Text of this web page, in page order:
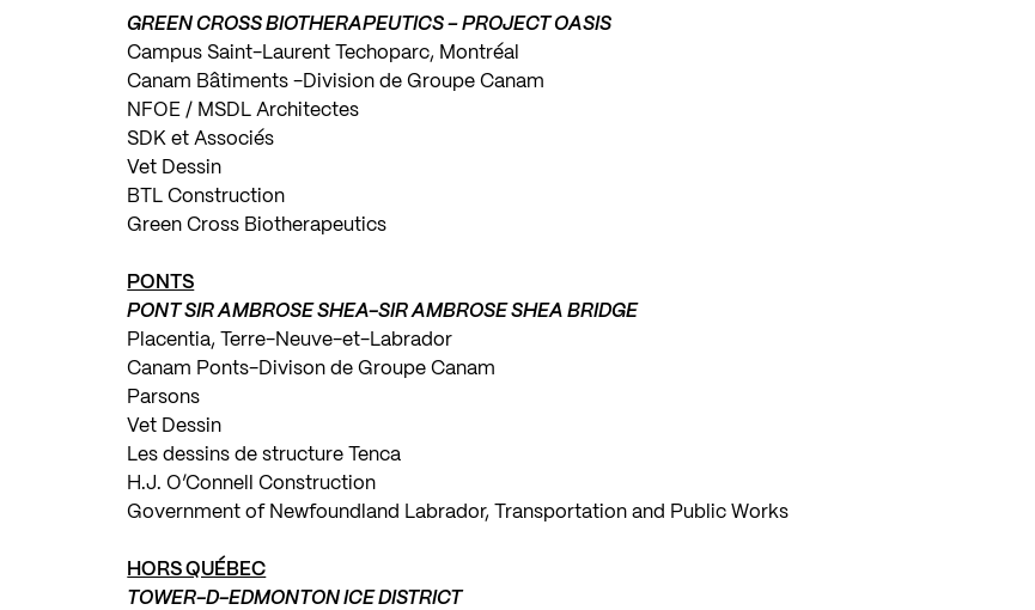
GREEN CROSS BIOTHERAPEUTICS – PROJECT OASIS
Campus Saint-Laurent Techoparc, Montréal
Canam Bâtiments -Division de Groupe Canam
NFOE / MSDL Architectes
SDK et Associés
Vet Dessin
BTL Construction
Green Cross Biotherapeutics
PONTS
PONT SIR AMBROSE SHEA-SIR AMBROSE SHEA BRIDGE
Placentia, Terre-Neuve-et-Labrador
Canam Ponts-Divison de Groupe Canam
Parsons
Vet Dessin
Les dessins de structure Tenca
H.J. O’Connell Construction
Government of Newfoundland Labrador, Transportation and Public Works
HORS QUÉBEC
TOWER-D-EDMONTON ICE DISTRICT